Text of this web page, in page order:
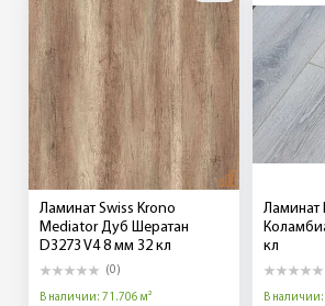
Ламинат Swiss Krono
Mediator Дуб Шератан
D3273 V4 8 мм 32 кл
(0)
В наличии: 71.706 м²
Ламинат
кл
В наличии: